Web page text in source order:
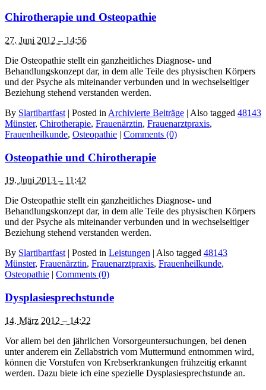
Chirotherapie und Osteopathie
27. Juni 2012 – 14:56
Die Osteopathie stellt ein ganzheitliches Diagnose- und
Behandlungskonzept dar, in dem alle Teile des physischen Körpers
und der Psyche als miteinander verbunden und in wechselseitiger
Beziehung stehend verstanden werden.
By Slartibartfast | Posted in Archivierte Beiträge | Also tagged 48143
Münster, Chirotherapie, Frauenärztin, Frauenarztpraxis,
Frauenheilkunde, Osteopathie | Comments (0)
Osteopathie und Chirotherapie
19. Juni 2013 – 11:42
Die Osteopathie stellt ein ganzheitliches Diagnose- und
Behandlungskonzept dar, in dem alle Teile des physischen Körpers
und der Psyche als miteinander verbunden und in wechselseitiger
Beziehung stehend verstanden werden.
By Slartibartfast | Posted in Leistungen | Also tagged 48143
Münster, Frauenärztin, Frauenarztpraxis, Frauenheilkunde,
Osteopathie | Comments (0)
Dysplasiesprechstunde
14. März 2012 – 14:22
Vor allem bei den jährlichen Vorsorgeuntersuchungen, bei denen
unter anderem ein Zellabstrich vom Muttermund entnommen wird,
können die Vorstufen von Krebserkrankungen frühzeitig erkannt
werden. Dazu biete ich eine spezielle Dysplasiesprechstunde an.